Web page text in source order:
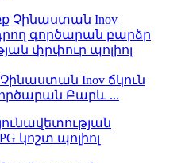
Inov ճկուն
Բարև ...